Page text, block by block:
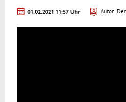
01.02.2021 11:57 Uhr Autor: